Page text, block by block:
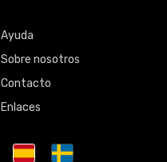
Ayuda
Sobre nosotros
Contacto
Enlaces